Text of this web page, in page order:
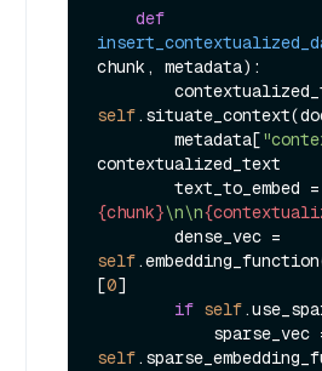
def
chunk, metadata):
self
        metadata[
contextualized_text
        text_to_embed =
{chunk}\n\n
self
[0]
if self
self